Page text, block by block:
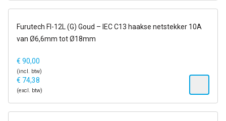
op voorraad
Furutech FI-12L (G) Goud – IEC C13 haakse netstekker 10A
van Ø6,6mm tot Ø18mm
€ 90,00
(incl. btw)
€ 74,38
(excl. btw)